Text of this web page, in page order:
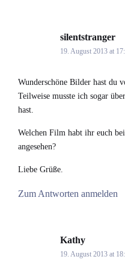
silentstranger
19. August 2013 at
Wunderschöne Bilder hast du
Teilweise musste ich sogar
hast.
Welchen Film habt ihr euch
angesehen?
Liebe Grüße.
Zum Antworten anmelden
Kathy
19. August 2013 at